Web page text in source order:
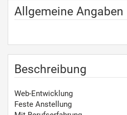
Allgemeine Angaben
Beschreibung
Web-Entwicklung
Feste Anstellung